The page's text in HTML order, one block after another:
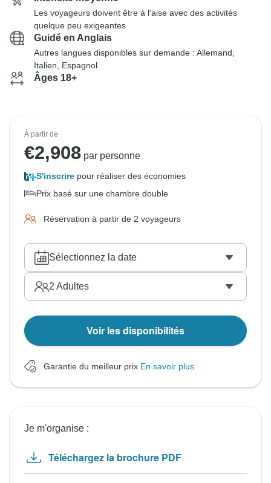
Les voyageurs doivent être à l'aise avec des activités
quelque peu exigeantes
Guidé en Anglais
Autres langues disponibles sur demande : Allemand,
Italien, Espagnol
Âges 18+
À partir de
€2,908 par personne
S'inscrire pour réaliser des économies
Prix basé sur une chambre double
Réservation à partir de 2 voyageurs
Sélectionnez la date
2 Adultes
Voir les disponibilités
Garantie du meilleur prix En savoir plus
Je m'organise :
Téléchargez la brochure PDF